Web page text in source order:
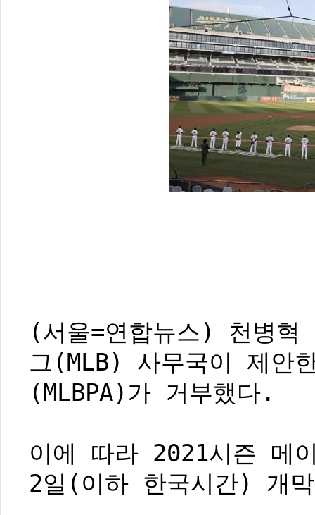
(서울=연합뉴스) 천병
그(MLB) 사무국이 제안
(MLBPA)가 거부했다.
이에 따라 2021시즌 메
2일(이하 한국시간) 개